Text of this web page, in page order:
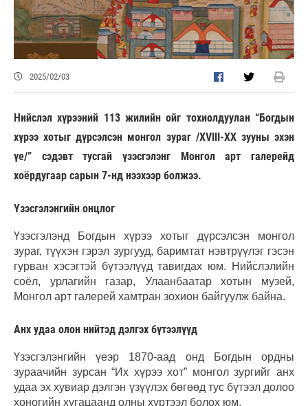
2025/02/03
Нийслэл хүрээний 113 жилийн ойг тохиолдуулан “Богдын
хүрээ хотыг дүрсэлсэн монгол зураг /XVIII-XX зууны эхэн
үе/” сэдэвт тусгай үзэсгэлэнг Монгол арт галерейд
хоёрдугаар сарын 7-нд нээхээр болжээ.
Үзэсгэлэнгийн онцлог
Үзэсгэлэнд Богдын хүрээ хотыг дүрсэлсэн монгол
зураг, түүхэн гэрэл зургууд, баримтат нэвтрүүлэг гэсэн
гурван хэсэгтэй бүтээлүүд тавигдах юм. Нийслэлийн
соёл, урлагийн газар, Улаанбаатар хотын музей,
Монгол арт галерей хамтран зохион байгуулж байна.
Анх удаа олон нийтэд дэлгэх бүтээлүүд
Үзэсгэлэнгийн үеэр 1870-аад онд Богдын ордны
зураачийн зурсан “Их хүрээ хот” монгол зургийг анх
удаа эх хувиар дэлгэн үзүүлэх бөгөөд тус бүтээл долоо
хоногийн хугацаанд олны хүртээл болох юм.